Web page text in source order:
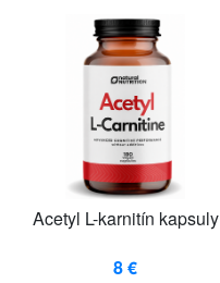
Acetyl L-karnitín kapsuly
8 €